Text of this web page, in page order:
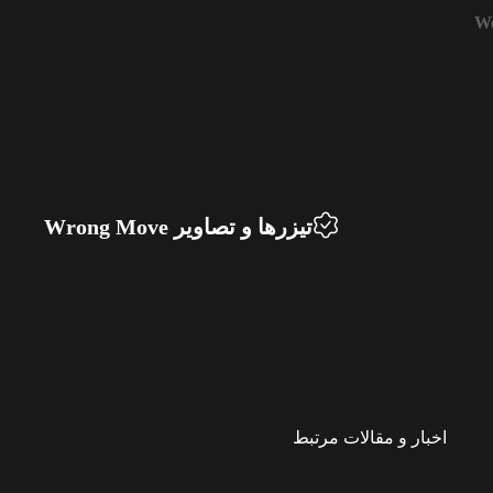
تیزرها و تصاویر Wrong Move
اخبار و مقالات مرتبط